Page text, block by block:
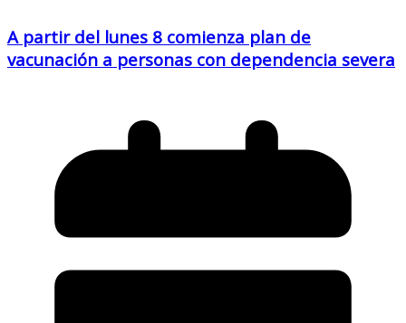
A partir del lunes 8 comienza plan de
vacunación a personas con dependencia severa